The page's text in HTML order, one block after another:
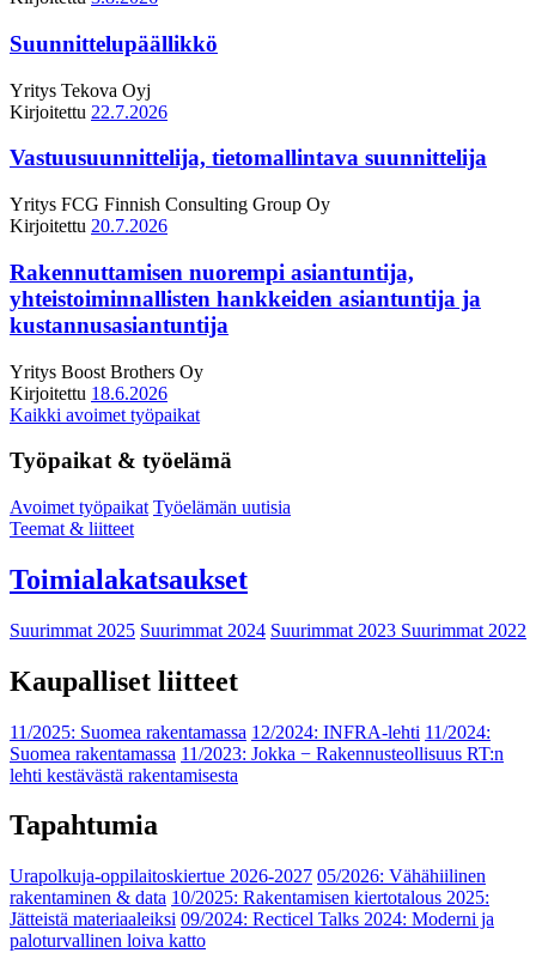
Suunnittelupäällikkö
Yritys Tekova Oyj
Kirjoitettu 22.7.2026
Vastuusuunnittelija, tietomallintava suunnittelija
Yritys FCG Finnish Consulting Group Oy
Kirjoitettu 20.7.2026
Rakennuttamisen nuorempi asiantuntija,
yhteistoiminnallisten hankkeiden asiantuntija ja
kustannusasiantuntija
Yritys Boost Brothers Oy
Kirjoitettu 18.6.2026
Kaikki avoimet työpaikat
Työpaikat & työelämä
Avoimet työpaikat Työelämän uutisia
Teemat & liitteet
Toimialakatsaukset
Suurimmat 2025 Suurimmat 2024 Suurimmat 2023 Suurimmat 2022
Kaupalliset liitteet
11/2025: Suomea rakentamassa 12/2024: INFRA-lehti 11/2024:
Suomea rakentamassa 11/2023: Jokka − Rakennusteollisuus RT:n
lehti kestävästä rakentamisesta
Tapahtumia
Urapolkuja-oppilaitoskiertue 2026-2027 05/2026: Vähähiilinen
rakentaminen & data 10/2025: Rakentamisen kiertotalous 2025:
Jätteistä materiaaleiksi 09/2024: Recticel Talks 2024: Moderni ja
paloturvallinen loiva katto